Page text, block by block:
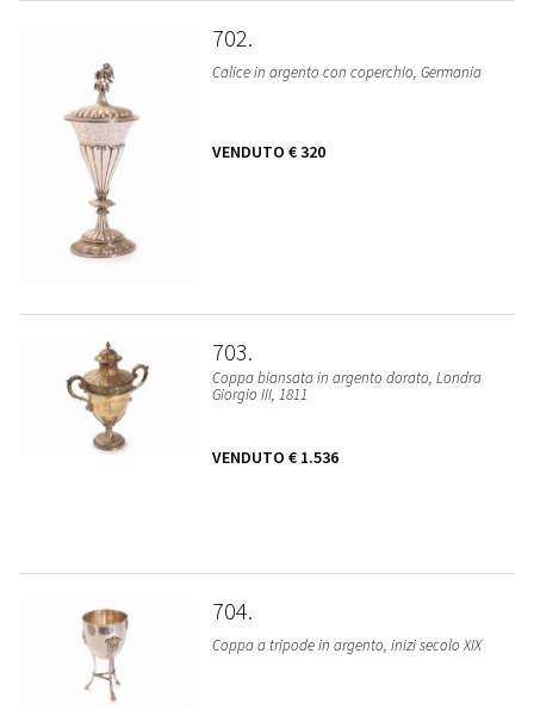
702
Calice in argento con coperchio, Germania
VENDUTO € 320
703
Coppa biansata in argento dorato, Londra
Giorgio III, 1811
VENDUTO € 1.536
704
Coppa a tripode in argento, inizi secolo XIX